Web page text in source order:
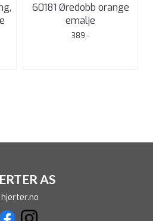
60181 Øredobb orange
emalje
389,-
AS
hjerter.no